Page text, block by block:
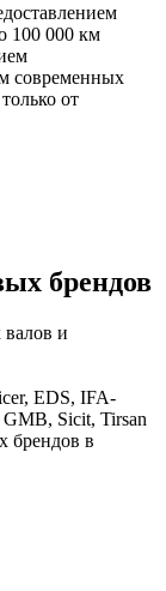
100 000 км
современных
от
брендов
и
EDS, IFA-
Sicit, Tirsan
брендов в